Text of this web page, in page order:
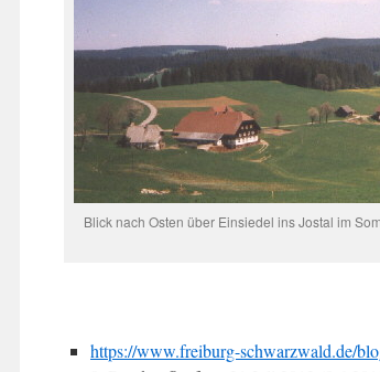
Blick nach Osten über Einsiedel ins Jostal im
https://www.freiburg-schwarzwald.de/